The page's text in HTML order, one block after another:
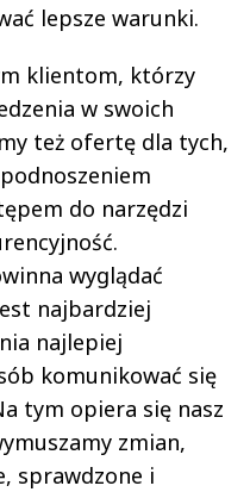
lepsze warunki.
klientom, którzy
w swoich
też ofertę dla tych,
do narzędzi
wyglądać
najbardziej
najlepiej
komunikować się
tym opiera się nasz
zmian,
sprawdzone i